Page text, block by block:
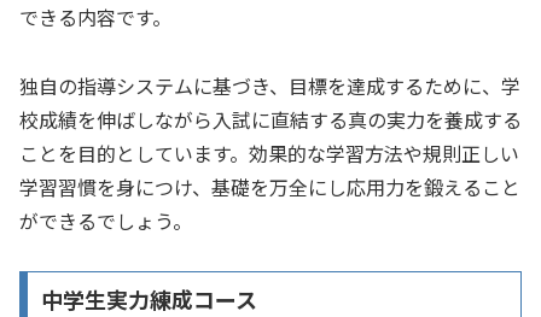
できる内容です。
独自の指導システムに基づき、目標を達成するために、学
校成績を伸ばしながら入試に直結する真の実力を養成する
ことを目的としています。効果的な学習方法や規則正しい
学習習慣を身につけ、基礎を万全にし応用力を鍛えること
ができるでしょう。
中学生実力練成コース